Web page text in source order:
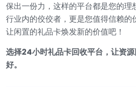
保出一份力，这样的平台都是您的理
行业内的佼佼者，更是您值得信赖的
让闲置的礼品卡焕发新的价值吧！
选择24小时礼品卡回收平台，让资
好。